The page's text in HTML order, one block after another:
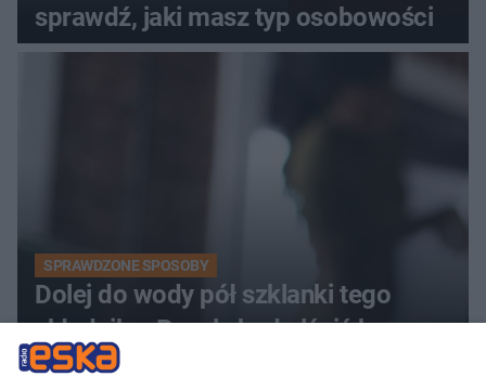
sprawdź, jaki masz typ osobowości
SPRAWDZONE SPOSOBY
Dolej do wody pół szklanki tego
składnika. Panele będą lśnić bez
smug